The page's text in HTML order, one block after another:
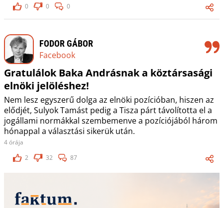
0
0 0
FODOR GÁBOR
Facebook
Gratulálok Baka Andrásnak a köztársasági
elnöki jelöléshez!
Nem lesz egyszerű dolga az elnöki pozícióban, hiszen az
elődjét, Sulyok Tamást pedig a Tisza párt távolította el a
jogállami normákkal szembemenve a pozíciójából három
hónappal a választási sikerük után.
4 órája
2
32 87